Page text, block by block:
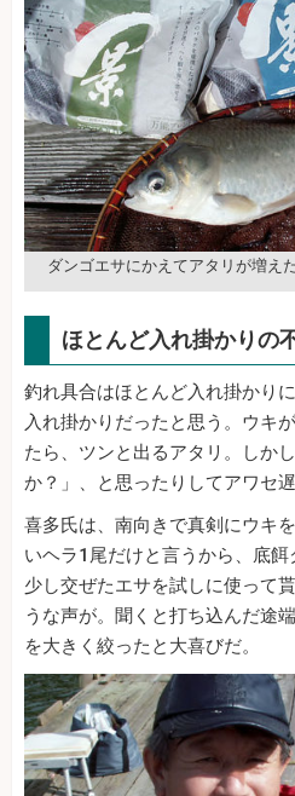
ダンゴエサにかえてアタリが増え
ほとんど入れ掛かりの
釣れ具合はほとんど入れ掛かり
入れ掛かりだったと思う。ウキ
たら、ツンと出るアタリ。しか
か？」、と思ったりしてアワセ遅
喜多氏は、南向きで真剣にウキ
いヘラ1尾だけと言うから、底
少し交ぜたエサを試しに使って
うな声が。聞くと打ち込んだ途
を大きく絞ったと大喜びだ。